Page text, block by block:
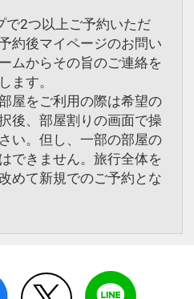
で2つ以上ご予約いただ
約後マイページのお問い
ムからその旨のご連絡を
ます。
屋をご利用の際は希望の
後、部屋割りの画面で操
い。但し、一部の部屋の
できません。旅行全体を
めて新規でのご予約とな